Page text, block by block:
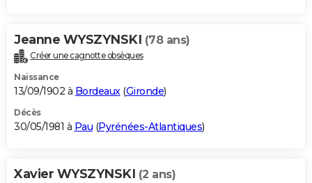
Jeanne WYSZYNSKI (78 ans)
Créer une cagnotte obsèques
Naissance
13/09/1902 à Bordeaux(Gironde)
Décès
30/05/1981 à Pau (Pyrénées-Atlantiques)
Xavier WYSZYNSKI (2 ans)